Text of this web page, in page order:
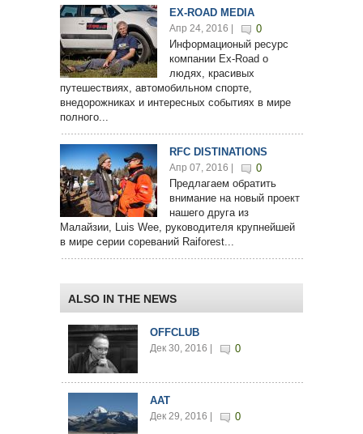
EX-ROAD MEDIA
Апр 24, 2016 |
0
Информационый ресурс
компании Ex-Road о
людях, красивых
путешествиях, автомобильном спорте,
внедорожниках и интересных событиях в мире
полного...
RFC DISTINATIONS
Апр 07, 2016 |
0
Предлагаем обратить
внимание на новый проект
нашего друга из
Малайзии, Luis Wee, руководителя крупнейшей
в мире серии сореваний Raiforest...
ALSO IN THE NEWS
OFFCLUB
Дек 30, 2016 | 0
AAT
Дек 29, 2016 | 0